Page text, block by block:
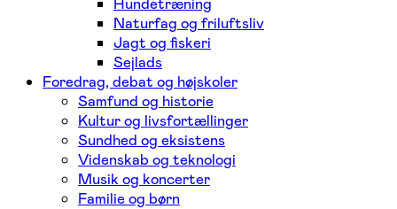
Naturfag og friluftsliv
Jagt og fiskeri
Sejlads
Foredrag, debat og højskoler
Samfund og historie
Kultur og livsfortællinger
Sundhed og eksistens
Videnskab og teknologi
Musik og koncerter
Familie og børn